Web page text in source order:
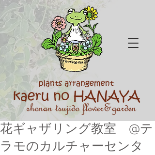
花ギャザリング教室 @テ
ラモのカルチャーセンタ